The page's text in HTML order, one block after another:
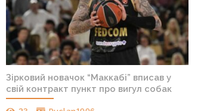
Зірковий новачок “Маккабі” вписав у
свій контракт пункт про вигул собак